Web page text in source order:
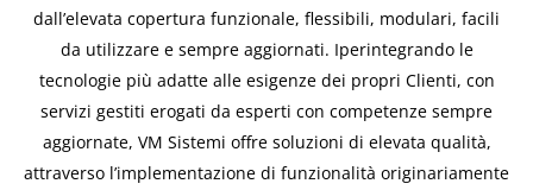
dall’elevata copertura funzionale, flessibili, modulari, facili
da utilizzare e sempre aggiornati. Iperintegrando le
tecnologie più adatte alle esigenze dei propri Clienti, con
servizi gestiti erogati da esperti con competenze sempre
aggiornate, VM Sistemi offre soluzioni di elevata qualità,
attraverso l’implementazione di funzionalità originariamente